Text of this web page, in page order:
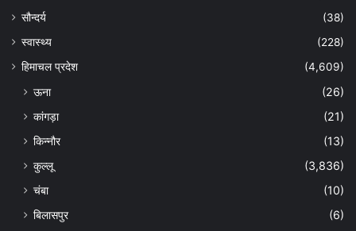
सौन्दर्य
(38)
स्वास्थ्य
(228)
हिमाचल प्रदेश
(4,609)
ऊना
(26)
कांगड़ा
(21)
किन्नौर
(13)
कुल्लू
(3,836)
चंबा
(10)
बिलासपुर
(6)